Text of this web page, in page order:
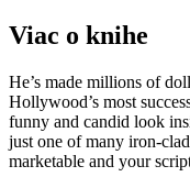
Viac o knihe
He’s made millions of
Hollywood’s most
funny and candid look
just one of many iron-
marketable and your